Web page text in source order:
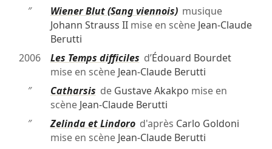
″
Wiener Blut (Sang viennois)musique
Johann Strauss IImise en scène Jean-Claude
Berutti
2006
Les Temps difficiles d’Édouard Bourdet
mise en scène Jean-Claude Berutti
″
Catharsis de Gustave Akakpo mise en
scène Jean-Claude Berutti
″
Zelinda et Lindorod'après Carlo Goldoni
mise en scène Jean-Claude Berutti